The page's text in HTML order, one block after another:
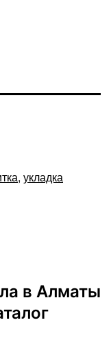
, укладка
в Алматы